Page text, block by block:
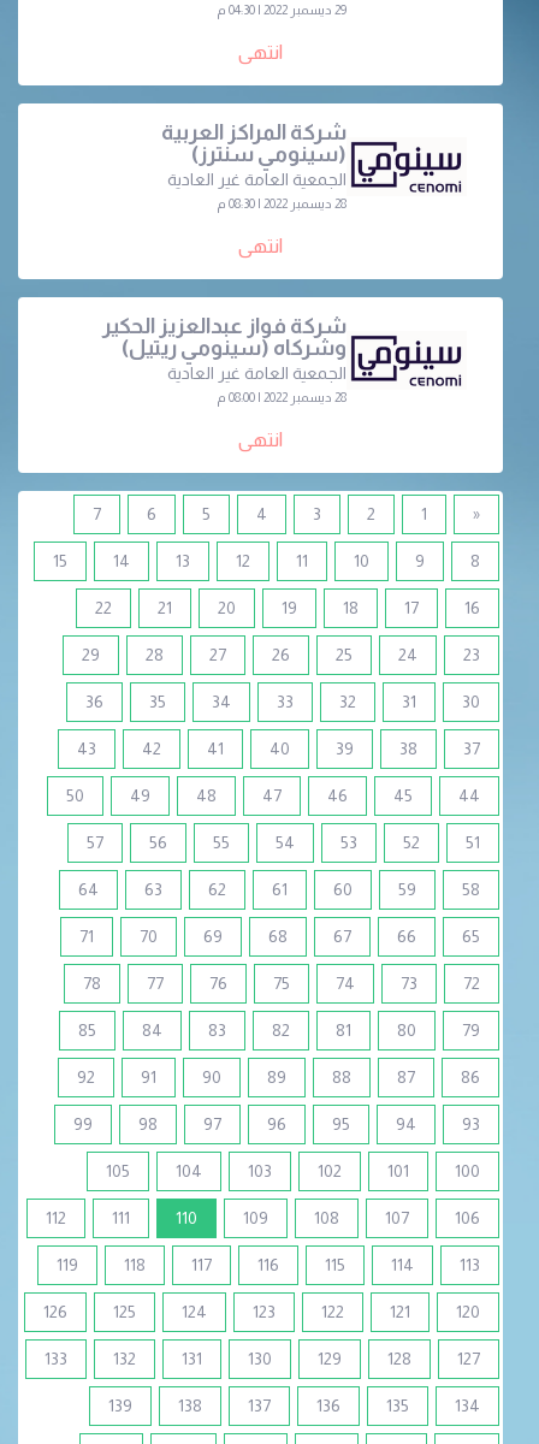
29 ديسمبر 2022 | 04:30 م
انتهى
شركة المراكز العربية
(سينومي سنترز)
الجمعية العامة غير العادية
28 ديسمبر 2022 | 08:30 م
انتهى
شركة فواز عبدالعزيز الحكير
وشركاه (سينومي ريتيل)
الجمعية العامة غير العادية
28 ديسمبر 2022 | 08:00 م
انتهى
«
1
2
3
4
5
6
7
8
9
10
11
12
13
14
15
16
17
18
19
20
21
22
23
24
25
26
27
28
29
30
31
32
33
34
35
36
37
38
39
40
41
42
43
44
45
46
47
48
49
50
51
52
53
54
55
56
57
58
59
60
61
62
63
64
65
66
67
68
69
70
71
72
73
74
75
76
77
78
79
80
81
82
83
84
85
86
87
88
89
90
91
92
93
94
95
96
97
98
99
100
101
102
103
104
105
106
107
108
109
110
(current)
111
112
113
114
115
116
117
118
119
120
121
122
123
124
125
126
127
128
129
130
131
132
133
134
135
136
137
138
139